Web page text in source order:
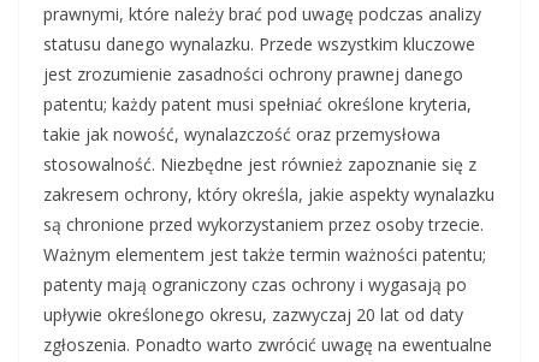
prawnymi, które należy brać pod uwagę podczas analizy
statusu danego wynalazku. Przede wszystkim kluczowe
jest zrozumienie zasadności ochrony prawnej danego
patentu; każdy patent musi spełniać określone kryteria,
takie jak nowość, wynalazczość oraz przemysłowa
stosowalność. Niezbędne jest również zapoznanie się z
zakresem ochrony, który określa, jakie aspekty wynalazku
są chronione przed wykorzystaniem przez osoby trzecie.
Ważnym elementem jest także termin ważności patentu;
patenty mają ograniczony czas ochrony i wygasają po
upływie określonego okresu, zazwyczaj 20 lat od daty
zgłoszenia. Ponadto warto zwrócić uwagę na ewentualne